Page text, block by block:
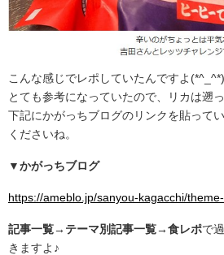
こんな感じでレポしていたんですよ
とても参考になっていたので、リカは遡
下記にかがっちブログのリンクを貼って
くださいね。
▼かがっちブログ
https://ameblo.jp/sanyou-kagacchi/
記事一覧→テーマ別記事一覧→食レポで
きますよ♪